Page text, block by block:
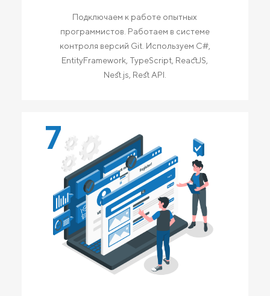
Подключаем к работе опытных
программистов. Работаем в системе
контроля версий Git. Используем C#,
EntityFramework, TypeScript, ReactJS,
Nest.js, Rest API.
7